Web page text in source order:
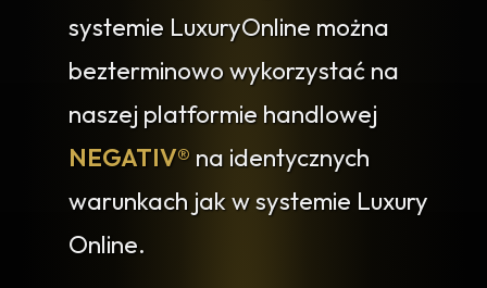
systemie LuxuryOnline można
bezterminowo wykorzystać na
naszej platformie handlowej
NEGATIV® na identycznych
warunkach jak w systemie Luxury
Online.